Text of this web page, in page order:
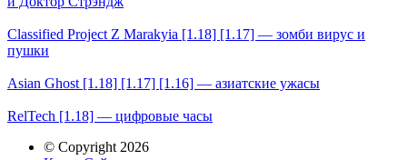
Classified Project Z Marakyia [1.18] [1.17] — зомби вирус и
пушки
Asian Ghost [1.18] [1.17] [1.16] — азиатские ужасы
RelTech [1.18] — цифровые часы
© Copyright 2026